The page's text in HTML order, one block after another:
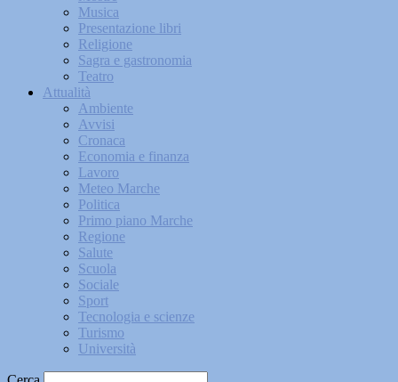
Musica
Presentazione libri
Religione
Sagra e gastronomia
Teatro
Attualità
Ambiente
Avvisi
Cronaca
Economia e finanza
Lavoro
Meteo Marche
Politica
Primo piano Marche
Regione
Salute
Scuola
Sociale
Sport
Tecnologia e scienze
Turismo
Università